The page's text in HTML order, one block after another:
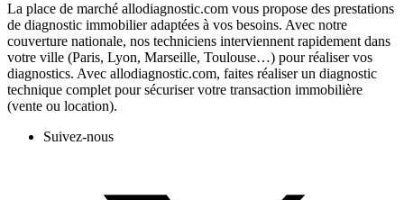
La place de marché allodiagnostic.com vous propose des prestations
de diagnostic immobilier adaptées à vos besoins. Avec notre
couverture nationale, nos techniciens interviennent rapidement dans
votre ville (Paris, Lyon, Marseille, Toulouse…) pour réaliser vos
diagnostics. Avec allodiagnostic.com, faites réaliser un diagnostic
technique complet pour sécuriser votre transaction immobilière
(vente ou location).
Suivez-nous